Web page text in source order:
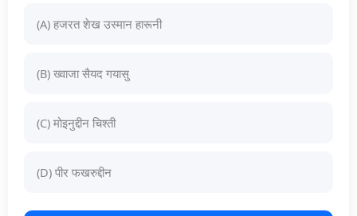
(A) हजरत शेख उस्मान हारूनी
(B) ख्वाजा सैयद गयासु
(C) मोइनुद्दीन चिश्ती
(D) पीर फखरुद्दीन